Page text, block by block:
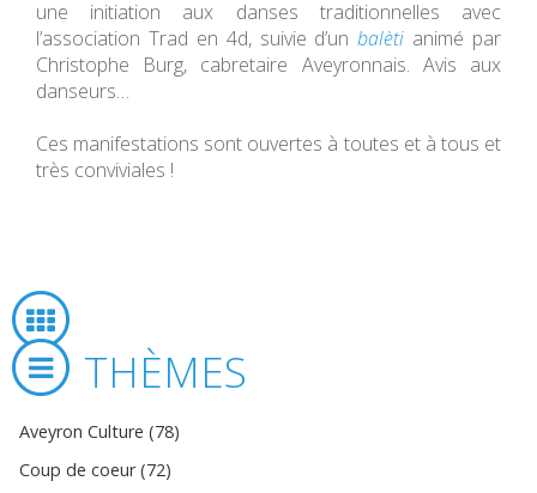
une initiation aux danses traditionnelles avec
l’association Trad en 4d, suivie d’unbalèti animé par
Christophe Burg, cabretaire Aveyronnais. Avis aux
danseurs…
Ces manifestations sont ouvertes à toutes et à tous et
très conviviales !
THÈMES
Aveyron Culture (78)
Coup de coeur (72)